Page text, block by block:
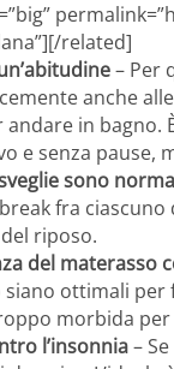
related]
– Per
anche
andare in bagno.
e senza pause,
sono
fra
riposo.
del materasso
siano ottimali per
morbida
l’insonnia–